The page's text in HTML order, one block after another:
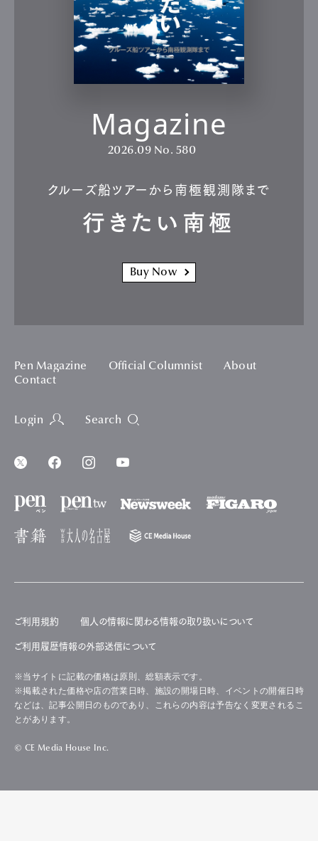
Magazine
2026.09 No. 580
クルーズ船ツアーから南極観測隊まで
行きたい南極
Buy Now
Pen Magazine Official Columnist
About
Contact
Login Search
ご利用規約 個人の情報に関わる情報の取り扱いについて
ご利用履歴情報の外部送信について
※当サイトに記載の価格は原則、総額表示です。
※掲載された価格や店の営業日時、施設の開場日時、イベントの開催日時
などは、記事公開日のものであり、これらの内容は予告なく変更されるこ
とがあります。
© CE Media House Inc.